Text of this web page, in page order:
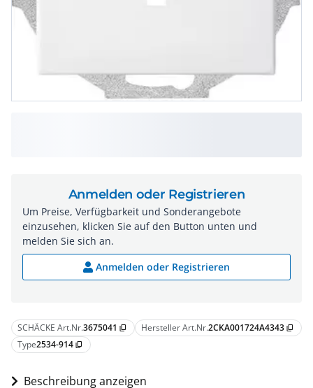
SCHÄCKE Art.Nr.3675041 content_copy Hersteller Art.Nr.2CKA001724A4343 content_copy
Type2534-914 content_copy
Beschreibung anzeigen
Anmelden oder Registrieren
Um Preise, Verfügbarkeit und Sonderangebote
einzusehen, klicken Sie auf den Button unten und
melden Sie sich an.
Anmelden oder Registrieren